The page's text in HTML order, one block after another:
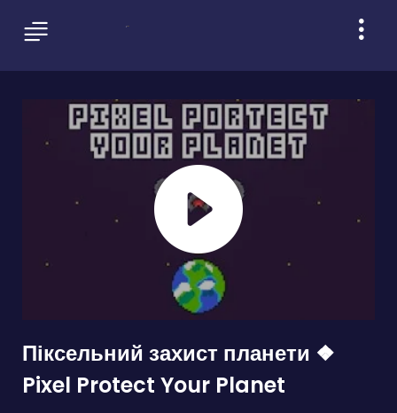
Піксельний захист планети ❖
Pixel Protect Your Planet